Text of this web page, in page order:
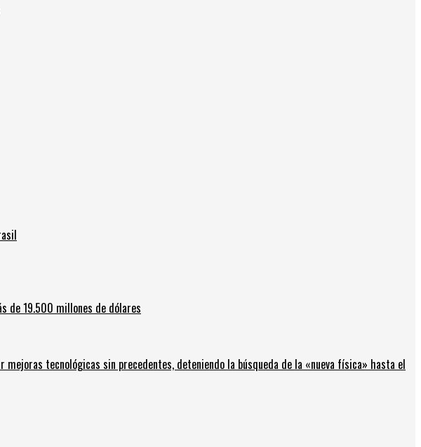
de 19.500 millones de dólares
tecnológicas sin precedentes, deteniendo la búsqueda de la «nueva física» hasta el